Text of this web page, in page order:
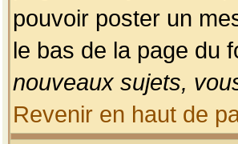
pouvoir poster un
le bas de la page du
nouveaux sujets,
Revenir en haut de